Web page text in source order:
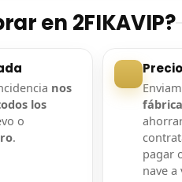
en 2FIKAVIP?
nos
los
o
.
fábrica
pagar
nave